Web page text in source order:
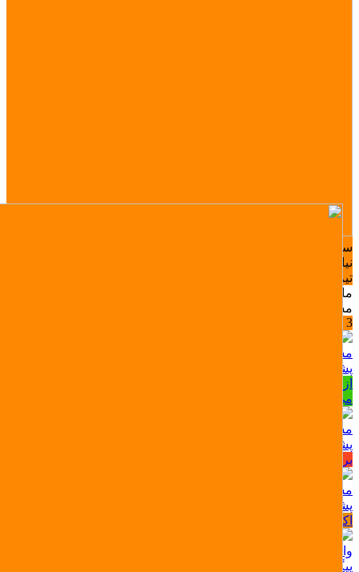
سوال یا مشکلی دارید؟ ما اینجاییم تا راهنمایی‌تون کنیم.
نیاز به راهنمایی در مورد خرید لوازم گیمینگ یا اکانت بازی داری؟
تیم پشتیبانی ما همراهته!
ما معمولا کمتر از 10 دقیقه پاسخ میدیم مگه اینکه خواب باشیم
مشاوره خرید، نصب و فعال‌سازی اکانت
3 +
مشاوره خرید، نصب و فعال‌سازی اکانت
پشتیبانی اکانت بازی (تلگرام)
از انتخاب بازی تا فعال‌سازی اکانت، ما کنارتیم بپرس، سریع جواب
می‌دیم!
مشکل سفارش؟ سریع بهمون بگو
پشتیبانی فروشگاه (پیامکی)
برای ثبت، لغو یا پیگیری سفارش مشکلی داری؟ ما اینجاییم!
مشاوره تلفنی اکانت‌ پلی استیشن
پشتیبانی اکانت بازی (تلفنی)
اکانت بالا نمیاد یا مشکلی تو فعال‌سازی داری؟
واحد ارسال میکی گیم
پیگیری ارسال سفارشات (محصولات فیزیکی)